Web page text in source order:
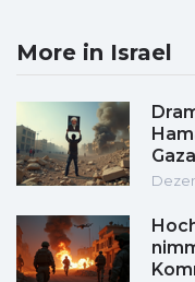
More in Israel
Gaza